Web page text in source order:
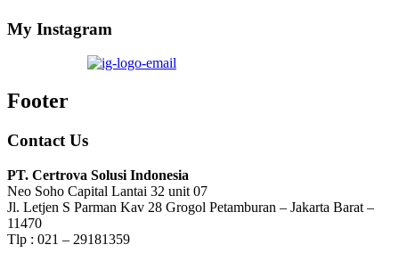
My Instagram
Footer
Contact Us
PT. Certrova Solusi Indonesia
Neo Soho Capital Lantai 32 unit 07
Jl. Letjen S Parman Kav 28 Grogol Petamburan – Jakarta Barat –
11470
Tlp : 021 – 29181359